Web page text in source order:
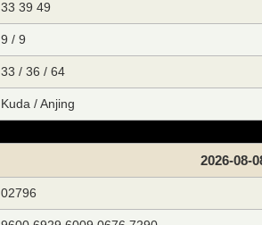
33 39 49
9 / 9
33 / 36 / 64
Kuda / Anjing
2026-08-
02796